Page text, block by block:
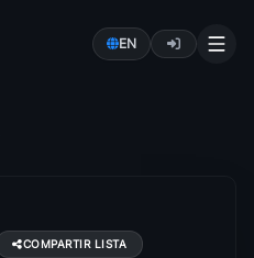
EN
COMPARTIR LISTA